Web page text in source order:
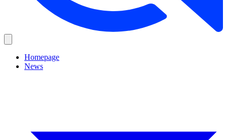
Homepage
News